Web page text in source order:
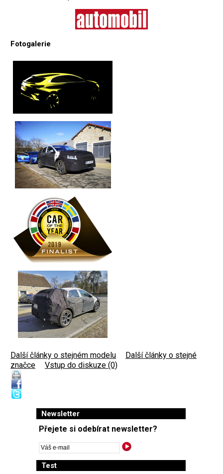
Fotogalerie
Další články o stejném modelu
Další články o stejné
značce
Vstup do diskuze (0)
Newsletter
Přejete si odebírat newsletter?
Test